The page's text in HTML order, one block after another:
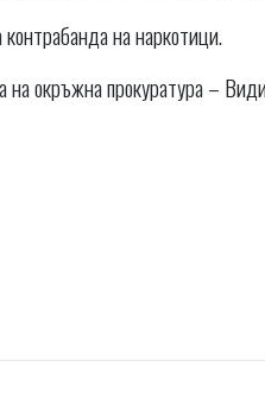
на наркотици.
на окръжна прокуратура –